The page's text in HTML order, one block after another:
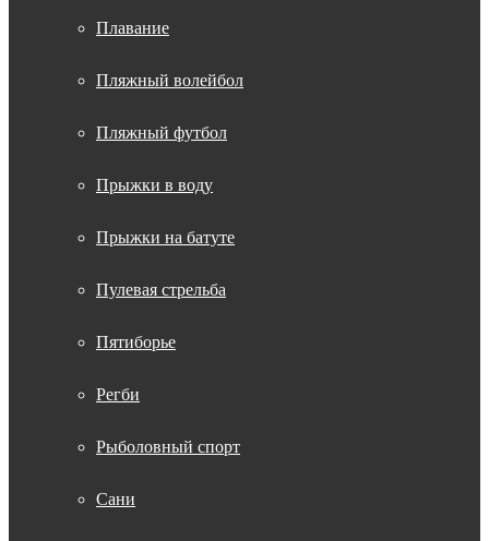
Плавание
Пляжный волейбол
Пляжный футбол
Прыжки в воду
Прыжки на батуте
Пулевая стрельба
Пятиборье
Регби
Рыболовный спорт
Сани